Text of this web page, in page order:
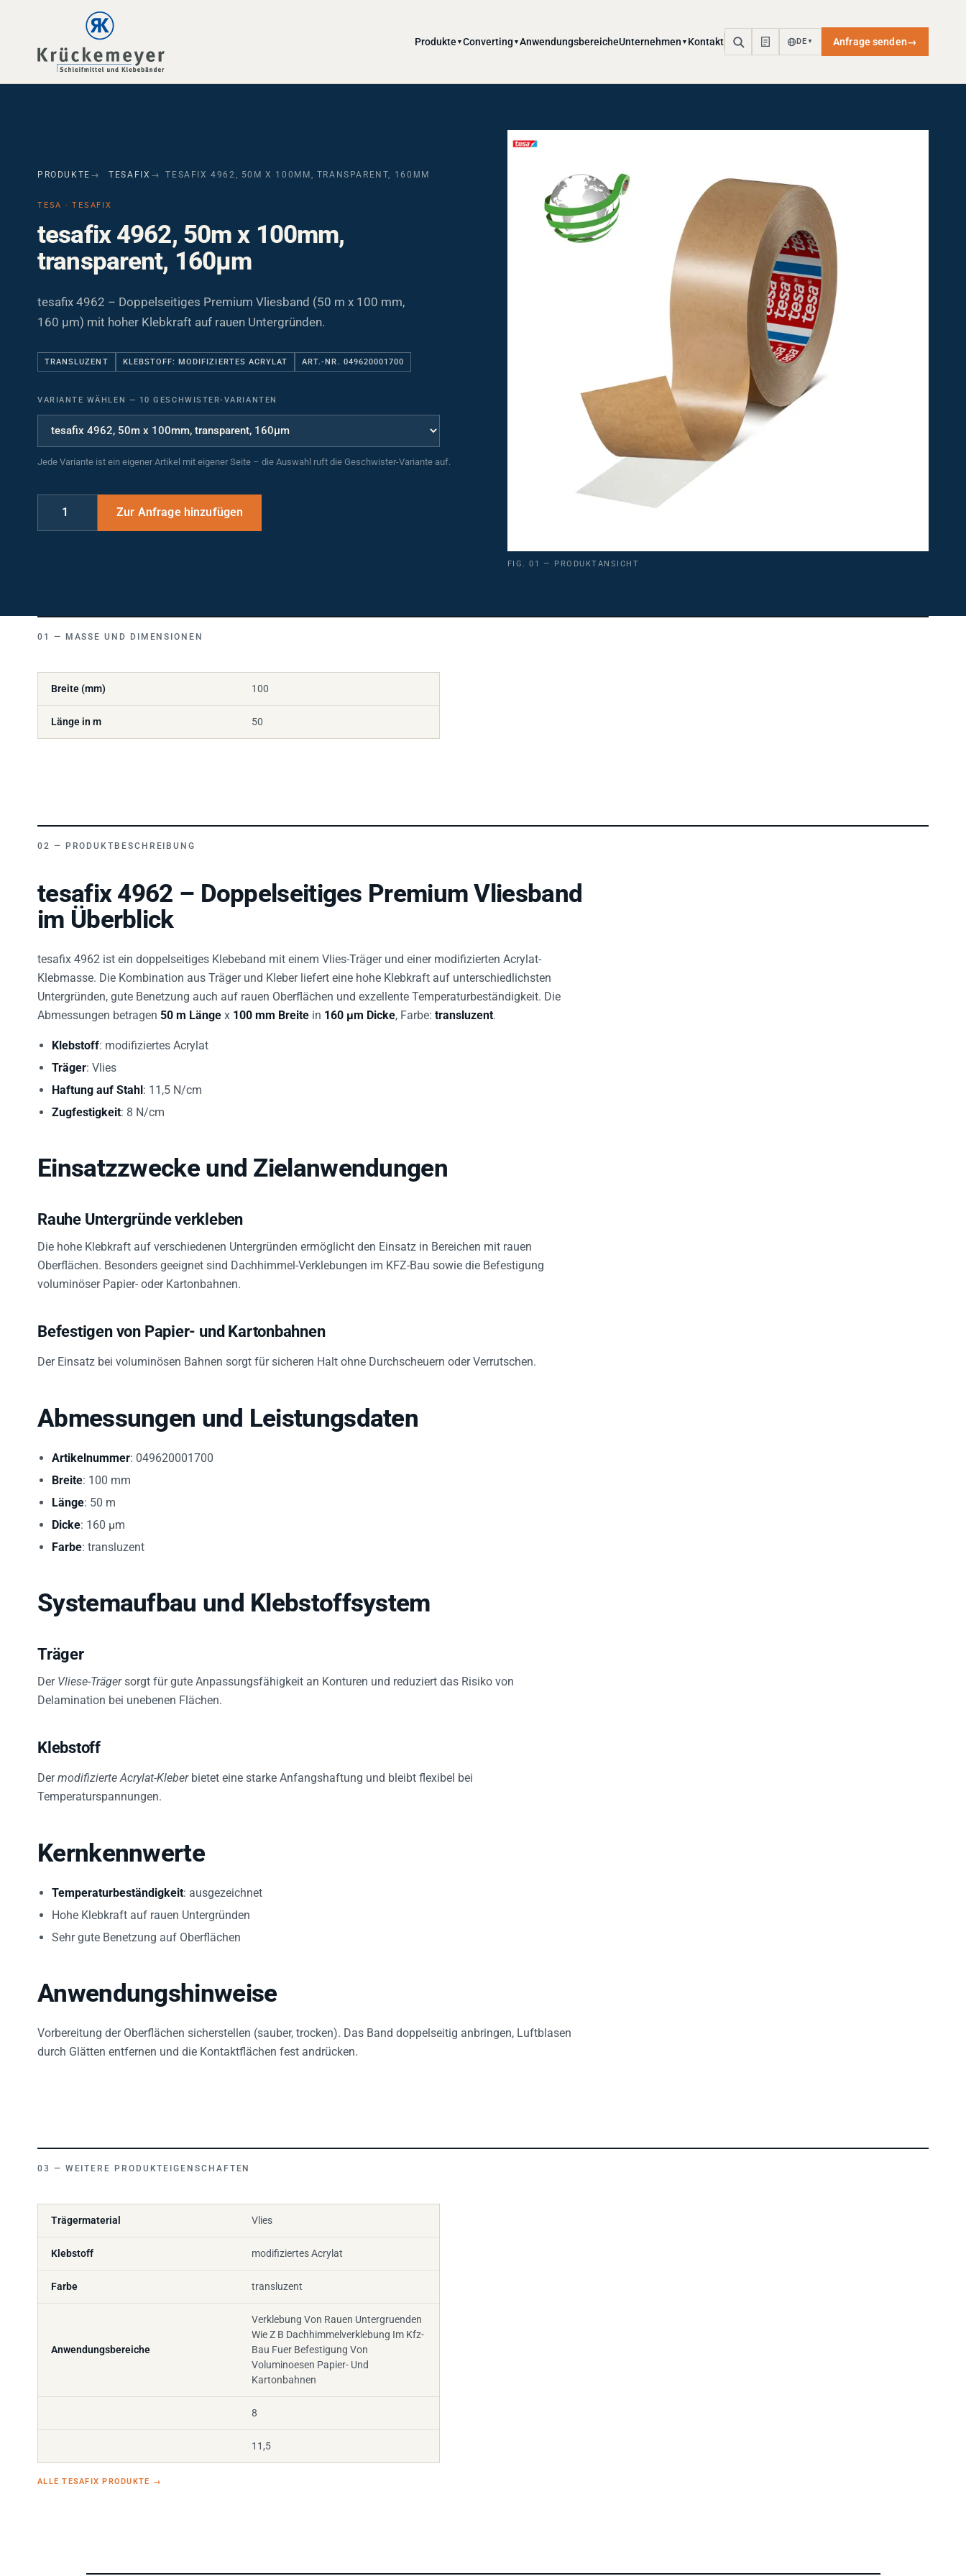
Skip to main navigation
Skip to main content
Skip to page footer
Produkte ▼Converting ▼ AnwendungsbereicheUnternehmen ▼ Kontakt DE ▼ Anfrage senden→
PRODUKTE TESAFIX TESAFIX 4962, 50M X 100MM, TRANSPARENT, 160ΜM
TESA · TESAFIX
tesafix 4962, 50m x 100mm,
transparent, 160µm
tesafix 4962 – Doppelseitiges Premium Vliesband (50 m x 100 mm,
160 µm) mit hoher Klebkraft auf rauen Untergründen.
TRANSLUZENT KLEBSTOFF: MODIFIZIERTES ACRYLAT ART.-NR. 049620001700
VARIANTE WÄHLEN — 10 GESCHWISTER-VARIANTEN
Jede Variante ist ein eigener Artikel mit eigener Seite – die Auswahl ruft die Geschwister-Variante auf.
FIG. 01 — PRODUKTANSICHT
MASSE UND DIMENSIONEN
Breite (mm) 100
Länge in m 50
PRODUKTBESCHREIBUNG
tesafix 4962 – Doppelseitiges Premium Vliesband
im Überblick
tesafix 4962 ist ein doppelseitiges Klebeband mit einem Vlies-Träger und einer modifizierten Acrylat-
Klebmasse. Die Kombination aus Träger und Kleber liefert eine hohe Klebkraft auf unterschiedlichsten
Untergründen, gute Benetzung auch auf rauen Oberflächen und exzellente Temperaturbeständigkeit. Die
Abmessungen betragen 50 m Länge x 100 mm Breite in 160 µm Dicke, Farbe: transluzent.
Klebstoff: modifiziertes Acrylat
Träger: Vlies
Haftung auf Stahl : 11,5 N/cm
Zugfestigkeit: 8 N/cm
Einsatzzwecke und Zielanwendungen
Rauhe Untergründe verkleben
Die hohe Klebkraft auf verschiedenen Untergründen ermöglicht den Einsatz in Bereichen mit rauen
Oberflächen. Besonders geeignet sind Dachhimmel-Verklebungen im KFZ-Bau sowie die Befestigung
voluminöser Papier- oder Kartonbahnen.
Befestigen von Papier- und Kartonbahnen
Der Einsatz bei voluminösen Bahnen sorgt für sicheren Halt ohne Durchscheuern oder Verrutschen.
Abmessungen und Leistungsdaten
Artikelnummer: 049620001700
Breite: 100 mm
Länge: 50 m
Dicke: 160 µm
Farbe: transluzent
Systemaufbau und Klebstoffsystem
Träger
Der Vliese-Trägersorgt für gute Anpassungsfähigkeit an Konturen und reduziert das Risiko von
Delamination bei unebenen Flächen.
Klebstoff
Dermodifizierte Acrylat-Kleberbietet eine starke Anfangshaftung und bleibt flexibel bei
Temperaturspannungen.
Kernkennwerte
Temperaturbeständigkeit: ausgezeichnet
Hohe Klebkraft auf rauen Untergründen
Sehr gute Benetzung auf Oberflächen
Anwendungshinweise
Vorbereitung der Oberflächen sicherstellen (sauber, trocken). Das Band doppelseitig anbringen, Luftblasen
durch Glätten entfernen und die Kontaktflächen fest andrücken.
WEITERE PRODUKTEIGENSCHAFTEN
Trägermaterial Vlies
Klebstoff modifiziertes Acrylat
Farbe transluzent
Anwendungsbereiche
Verklebung Von Rauen Untergruenden
Wie Z B Dachhimmelverklebung Im Kfz-
Bau Fuer Befestigung Von
Voluminoesen Papier- Und
Kartonbahnen
8
11,5
ALLE TESAFIX PRODUKTE →